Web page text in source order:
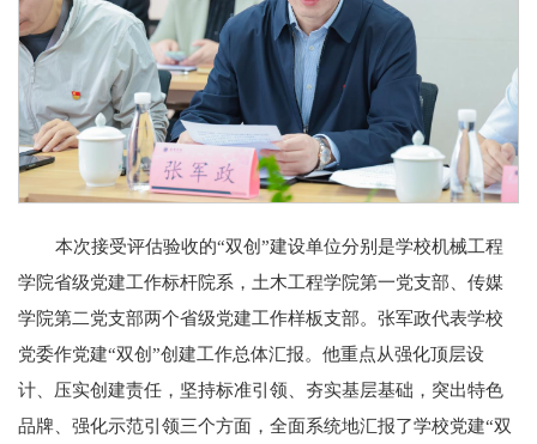
本次接受评估验收的“双创”建设单位分别是学校机械工程
学院省级党建工作标杆院系，土木工程学院第一党支部、传媒
学院第二党支部两个省级党建工作样板支部。张军政代表学校
党委作党建“双创”创建工作总体汇报。他重点从强化顶层设
计、压实创建责任，坚持标准引领、夯实基层基础，突出特色
品牌、强化示范引领三个方面，全面系统地汇报了学校党建“双